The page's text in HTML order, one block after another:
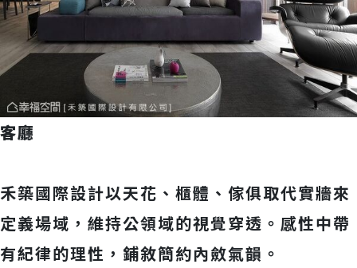
客廳
禾築國際設計以天花、櫃體、傢俱取代實牆來
定義場域，維持公領域的視覺穿透。感性中帶
有紀律的理性，鋪敘簡約內斂氣韻。